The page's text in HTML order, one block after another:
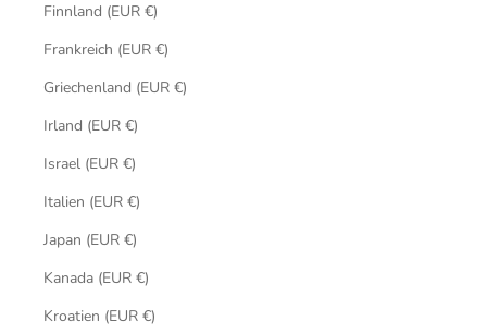
Finnland (EUR €)
Frankreich (EUR €)
Griechenland (EUR €)
Irland (EUR €)
Israel (EUR €)
Italien (EUR €)
Japan (EUR €)
Kanada (EUR €)
Kroatien (EUR €)